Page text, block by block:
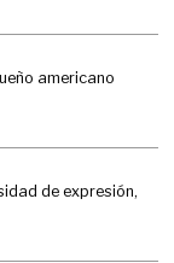
americano
de expresión,